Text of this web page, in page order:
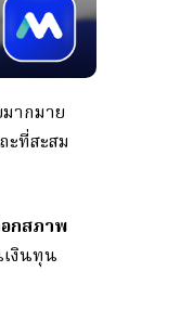
ากมาย
ะที่สะสม
กสภาพ
งินทุน